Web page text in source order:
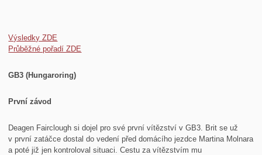
Výsledky ZDE
Průběžné pořadí ZDE
GB3 (Hungaroring)
První závod
Deagen Fairclough si dojel pro své první vítězství v GB3. Brit se už
v první zatáčce dostal do vedení před domácího jezdce Martina Molnara
a poté již jen kontroloval situaci. Cestu za vítězstvím mu